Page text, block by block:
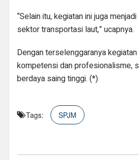
“Selain itu, kegiatan ini juga
sektor transportasi laut,” ucapnya.
Dengan terselenggaranya
kompetensi dan profesionalisme,
berdaya saing tinggi. (*)
Tags: SPJM